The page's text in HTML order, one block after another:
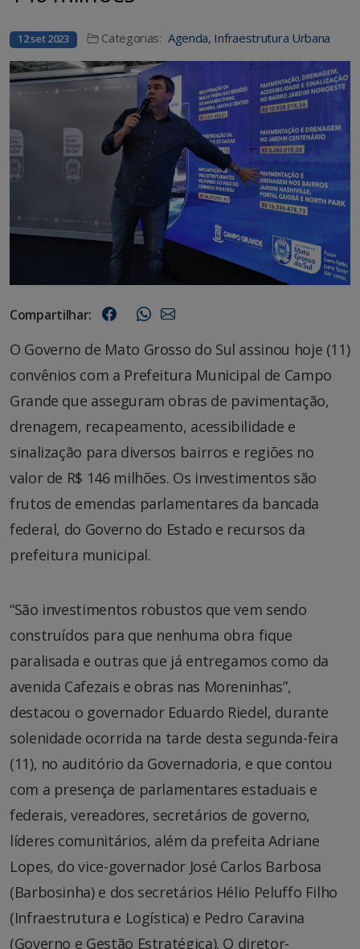
12 set 2023 Categorias: Agenda, Infraestrutura Urbana
Compartilhar:
O Governo de Mato Grosso do Sul assinou hoje (11)
convênios com a Prefeitura Municipal de Campo
Grande que asseguram obras de pavimentação,
drenagem, recapeamento, acessibilidade e
sinalização para diversos bairros e regiões no
valor de R$ 146 milhões. Os investimentos são
frutos de emendas parlamentares da bancada
federal, do Governo do Estado e recursos da
prefeitura municipal.
“São investimentos robustos que vem sendo
construídos para que nenhuma obra fique
paralisada e outras que já entregamos como da
avenida Cafezais e obras nas Moreninhas”,
destacou o governador Eduardo Riedel, durante
solenidade ocorrida na tarde desta segunda-feira
(11), no auditório da Governadoria, e que contou
com a presença de parlamentares estaduais e
federais, vereadores, secretários de governo,
líderes comunitários, além da prefeita Adriane
Lopes, do vice-governador José Carlos Barbosa
(Barbosinha) e dos secretários Hélio Peluffo Filho
(Infraestrutura e Logística) e Pedro Caravina
(Governo e Gestão Estratégica). O diretor-